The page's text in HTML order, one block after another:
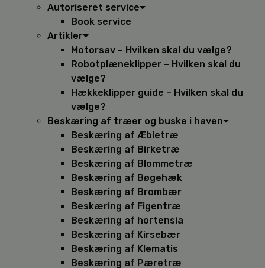
Autoriseret service
Book service
Artikler
Motorsav – Hvilken skal du vælge?
Robotplæneklipper – Hvilken skal du
vælge?
Hækkeklipper guide – Hvilken skal du
vælge?
Beskæring af træer og buske i haven
Beskæring af Æbletræ
Beskæring af Birketræ
Beskæring af Blommetræ
Beskæring af Bøgehæk
Beskæring af Brombær
Beskæring af Figentræ
Beskæring af hortensia
Beskæring af Kirsebær
Beskæring af Klematis
Beskæring af Pæretræ